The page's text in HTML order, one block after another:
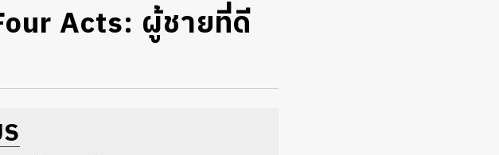
Acts: ผู้ชายที่ดี